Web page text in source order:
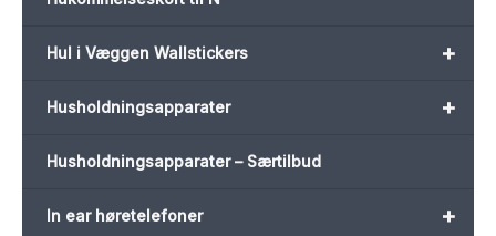
+
Hul i Væggen Wallstickers
+
Husholdningsapparater
Husholdningsapparater – Særtilbud
+
In ear høretelefoner